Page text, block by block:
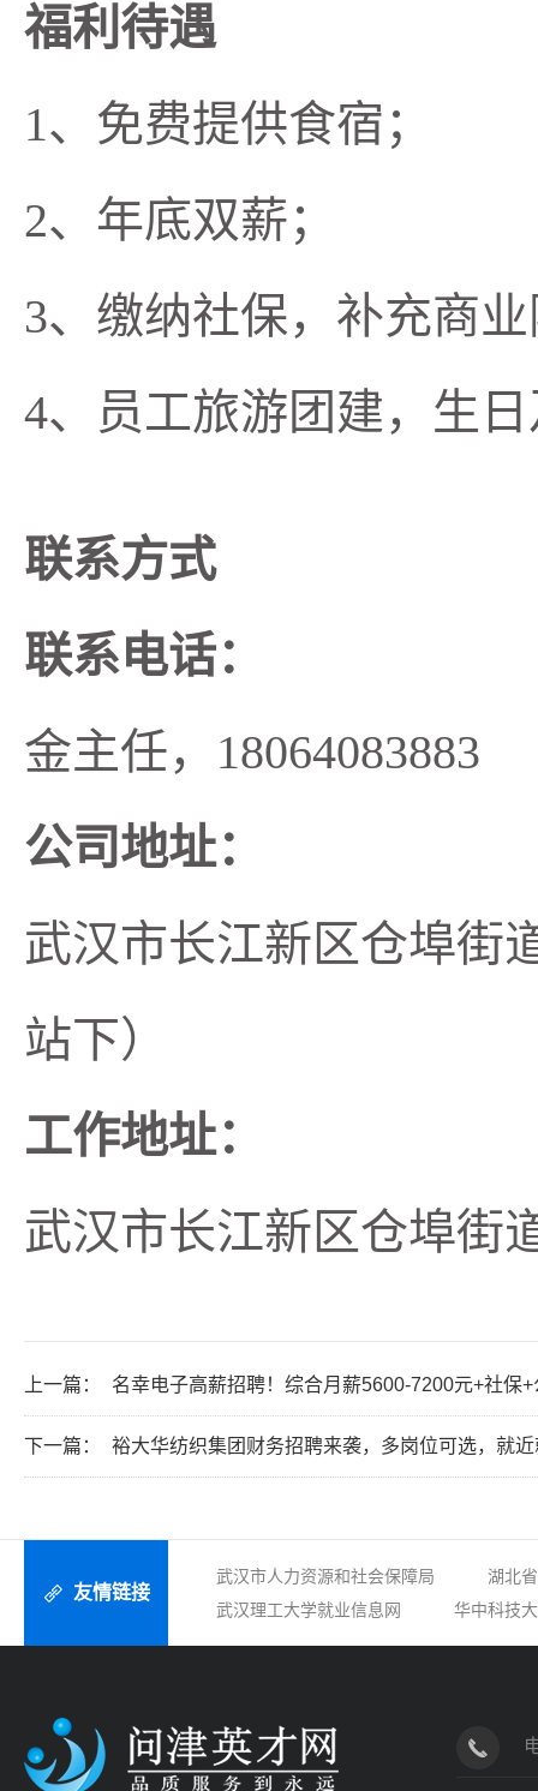
福利待遇
1、免费提供食宿；
2、年底双薪；
3、缴纳社保，补充商
4、员工旅游团建，生
联系方式
联系电话：
金主任，18064083883
公司地址：
武汉市长江新区仓埠街
站下）
工作地址：
武汉市长江新区仓埠街
上一篇： 名幸电子高薪招聘！综合月薪5600-7200元+社保
下一篇： 裕大华纺织集团财务招聘来袭，多岗位可选，就
友情链接
武汉市人力资源和社会保障局
湖北
武汉理工大学就业信息网
华中科技